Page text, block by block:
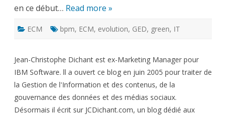
en ce début… Read more »
ECM bpm, ECM, evolution, GED, green, IT
Jean-Christophe Dichant est ex-Marketing Manager pour
IBM Software. ll a ouvert ce blog en juin 2005 pour traiter de
la Gestion de l'Information et des contenus, de la
gouvernance des données et des médias sociaux.
Désormais il écrit sur JCDichant.com, un blog dédié aux